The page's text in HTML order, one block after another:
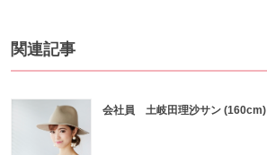
関連記事
会社員 土岐田理沙サン (160cm)